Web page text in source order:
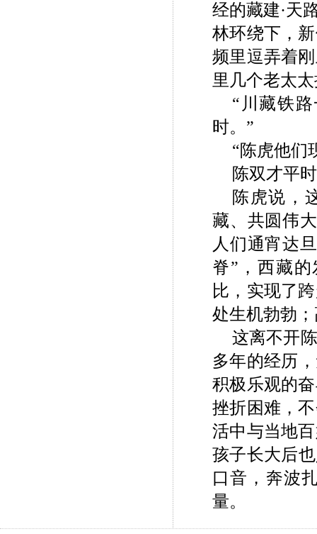
经的藏建·天
林环绕下，
频里逗弄着
里几个老太
“川藏铁
时。”
“陈虎他们
陈双才平
陈虎说，
藏、共圆伟
人们通宵达
脊”，西藏
比，实现了
处生机勃勃
这离不开
多年的经历
积极乐观的
挫折困难，
活中与当地
孩子长大后
口音，奔波
量。